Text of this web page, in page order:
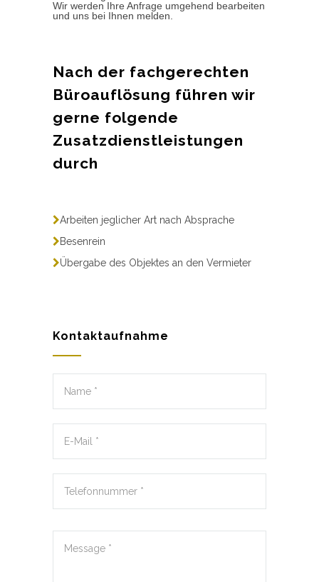
Wir werden Ihre Anfrage umgehend bearbeiten
und uns bei Ihnen melden.
Nach der fachgerechten
Büroauflösung führen wir
gerne folgende
Zusatzdienstleistungen
durch
Arbeiten jeglicher Art nach Absprache
Besenrein
Übergabe des Objektes an den Vermieter
Kontaktaufnahme